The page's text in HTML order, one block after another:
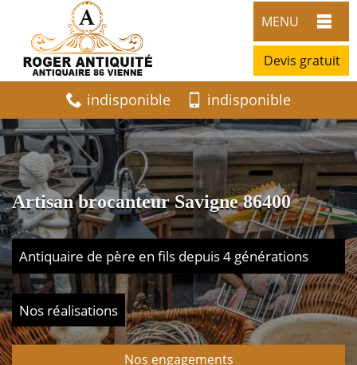
MENU
Devis gratuit
indisponible indisponible
Artisan brocanteur Savigne 86400
Antiquaire de père en fils depuis 4 générations
Nos réalisations
Nos engagements